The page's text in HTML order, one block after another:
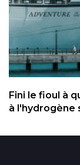
Fini le fioul à
à l'hydrogène